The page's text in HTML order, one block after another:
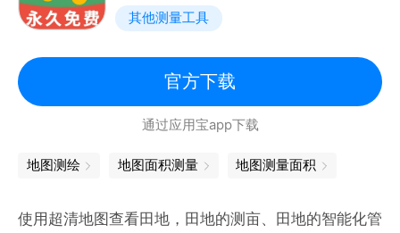
户收款。购买连续包月项目，将自动续订，华为账户会
在到期前24小时内扣费。在此之前，您可以在手机系
统里的设置&gt;华为账号&gt;付款与账单&gt;自动续
费/免密支付&gt;里进行退订。
业务合作QQ：49645397
其他测量工具
官方下载
通过应用宝app下载
地图测绘 地图面积测量 地图测量面积
使用超清地图查看田地，田地的测亩、田地的智能化管